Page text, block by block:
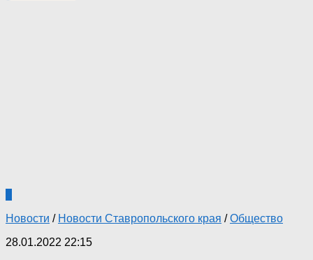
Новости / Новости Ставропольского края /Общество
28.01.2022 22:15